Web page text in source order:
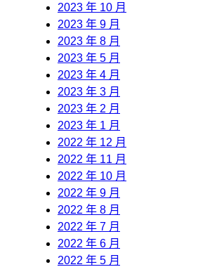
2023 年 10 月
2023 年 9 月
2023 年 8 月
2023 年 5 月
2023 年 4 月
2023 年 3 月
2023 年 2 月
2023 年 1 月
2022 年 12 月
2022 年 11 月
2022 年 10 月
2022 年 9 月
2022 年 8 月
2022 年 7 月
2022 年 6 月
2022 年 5 月